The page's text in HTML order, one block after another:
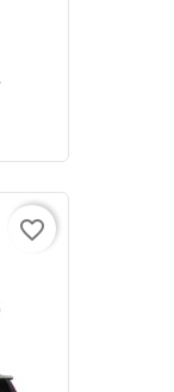
favorite_border